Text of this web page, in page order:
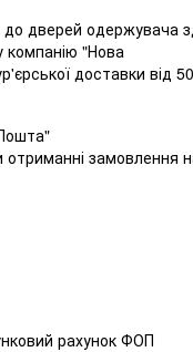
дверей одержувача
компанію "Нова
доставки від
замовлення
рахунок ФОП